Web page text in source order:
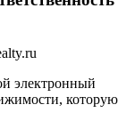
электронный
которую